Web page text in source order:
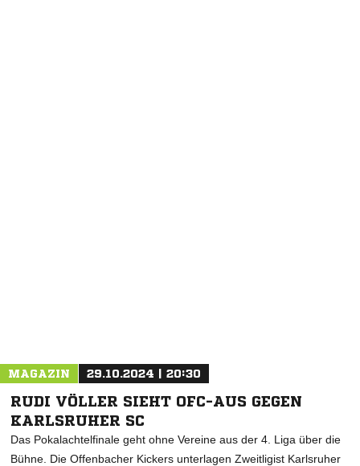
MAGAZIN 29.10.2024 | 20:30
RUDI VÖLLER SIEHT OFC-AUS GEGEN
KARLSRUHER SC
Das Pokalachtelfinale geht ohne Vereine aus der 4. Liga über die
Bühne. Die Offenbacher Kickers unterlagen Zweitligist Karlsruher